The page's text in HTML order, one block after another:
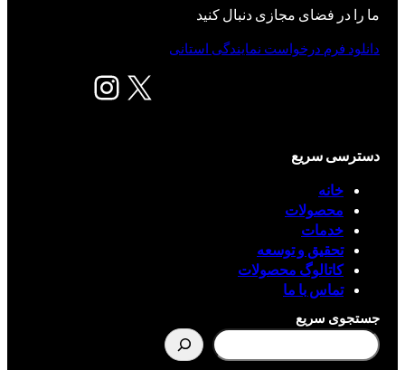
ما را در فضای مجازی دنبال کنید
X اینستاگرم
دانلود فرم درخواست نمایندگی استانی
دسترسی سریع
خانه
محصولات
خدمات
تحقیق و توسعه
کاتالوگ محصولات
تماس با ما
جستجوی سریع